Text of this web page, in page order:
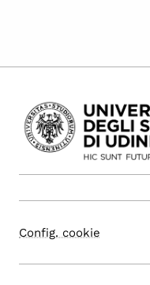
Config. cookie